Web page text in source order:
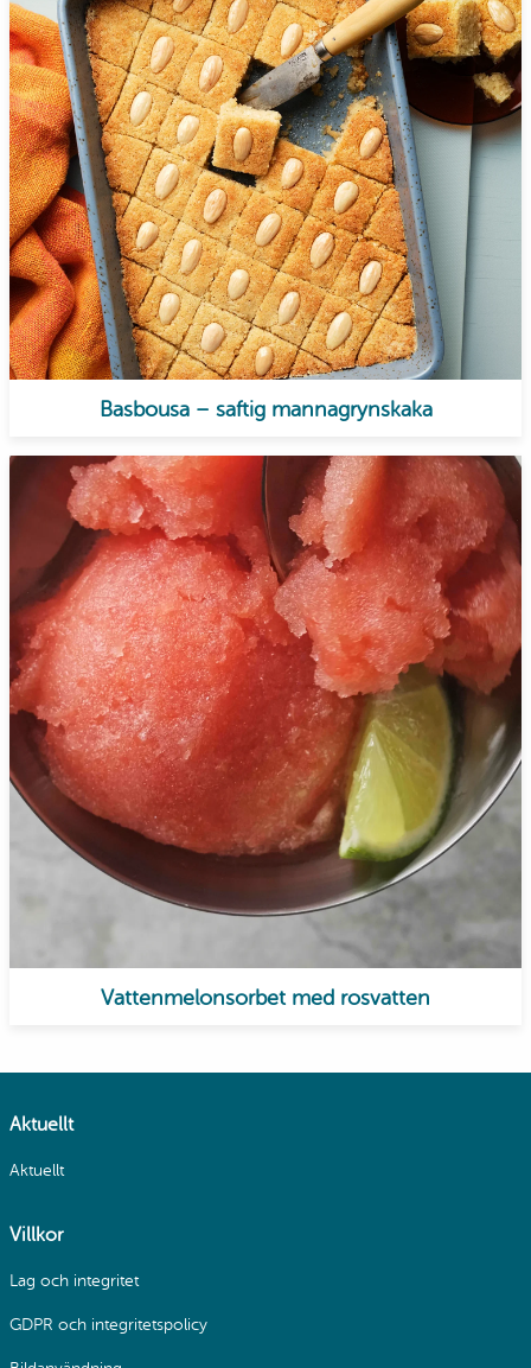
Basbousa – saftig mannagrynskaka
Vattenmelonsorbet med rosvatten
Aktuellt
Aktuellt
Villkor
Lag och integritet
GDPR och integritetspolicy